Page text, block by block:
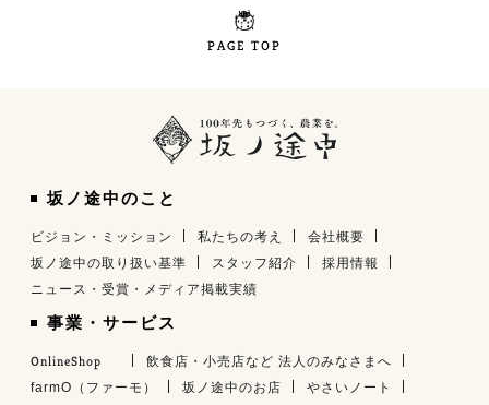
PAGE TOP
坂ノ途中のこと
ビジョン・ミッション 私たちの考え
会社概要
坂ノ途中の取り扱い基準
スタッフ紹介
採用情報
ニュース・受賞・メディア掲載実績
事業・サービス
OnlineShop
飲食店・小売店など 法人のみなさまへ
farmO（ファーモ）
坂ノ途中のお店
やさいノート